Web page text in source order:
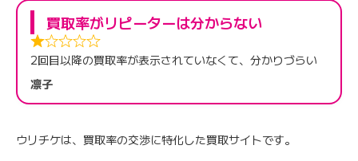
買取率がリピーターは分からない
2回目以降の買取率が表示されていなくて、分かりづらい
凛子
ウリチケは、買取率の交渉に特化した買取サイトです。